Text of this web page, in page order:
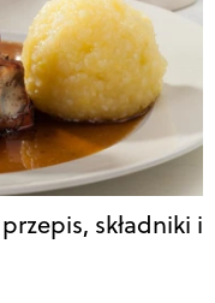
składniki i